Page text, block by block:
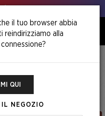
2025
il tuo browser abbia
reindirizziamo alla
QUI
NEGOZIO